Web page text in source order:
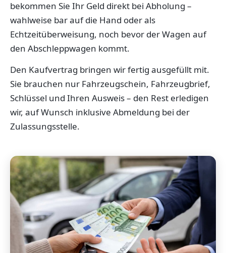
bekommen Sie Ihr Geld direkt bei Abholung –
wahlweise bar auf die Hand oder als
Echtzeitüberweisung, noch bevor der Wagen auf
den Abschleppwagen kommt.
Den Kaufvertrag bringen wir fertig ausgefüllt mit.
Sie brauchen nur Fahrzeugschein, Fahrzeugbrief,
Schlüssel und Ihren Ausweis – den Rest erledigen
wir, auf Wunsch inklusive Abmeldung bei der
Zulassungsstelle.